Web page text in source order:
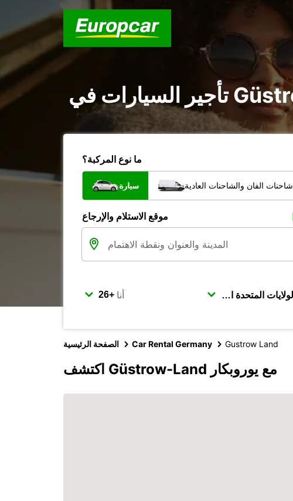
ما نوع المركبة؟
سيارة شاحنات الفان والشاحنات العادية
موقع الاستلام والإرجاع
أنا
الصفحة الرئيسية Car Rental Germany Gustrow Land
اكتشف Güstrow-Land مع يوروبكار